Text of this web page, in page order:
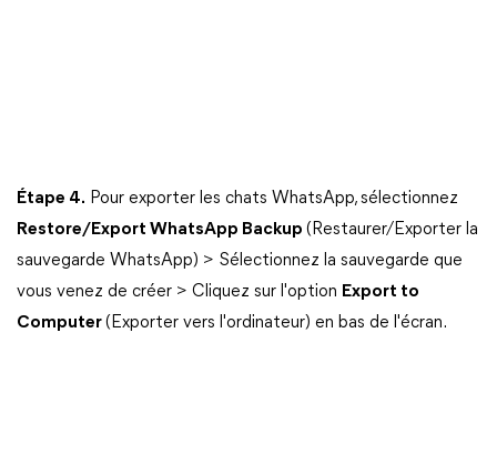
Étape 4. Pour exporter les chats WhatsApp, sélectionnez
Restore/Export WhatsApp Backup (Restaurer/Exporter la
sauvegarde WhatsApp) > Sélectionnez la sauvegarde que
vous venez de créer > Cliquez sur l'option Export to
Computer(Exporter vers l'ordinateur) en bas de l'écran.